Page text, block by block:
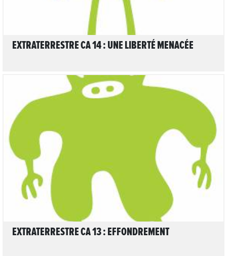
EXTRATERRESTRE CA 14 : UNE LIBERTÉ MENACÉE
EXTRATERRESTRE CA 13 : EFFONDREMENT